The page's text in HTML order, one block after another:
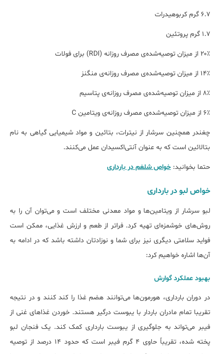
۶.۷ گرم کربوهیدرات
۱.۷ گرم پروتئین
۲۰٪ از میزان توصیه‌شده‌ی مصرف روزانه (RDI) برای فولات
۱۴٪ از میزان توصیه‌شده‌ی مصرف روزانه‌ی منگنز
۸٪ از میزان توصیه‌شده‌ی مصرف روزانه‌ی پتاسیم
۶٪ از میزان توصیه‌شده‌ی مصرف روزانه‌ی ویتامین C
چغندر همچنین سرشار از نیترات، بتائین و مواد شیمیایی گیاهی به نام
بتالائین است که به عنوان آنتی‌اکسیدان عمل می‌کنند.
حتما بخوانید: خواص شلغم در بارداری
خواص لبو در بارداری
لبو سرشار از ویتامین‌ها و مواد معدنی مختلف است و می‌توان آن را به
روش‌های خوشمزه‌ای تهیه کرد. فراتر از طعم و ارزش غذایی، ممکن است
فواید سلامتی دیگری نیز برای شما و نوزادتان داشته باشد که در ادامه به
آن‌ها اشاره خواهیم کرد:
بهبود عملکرد گوارش
در دوران بارداری، هورمون‌ها می‌توانند هضم غذا را کند کنند و در نتیجه
تقریبا تمام مادران باردار با یبوست درگیر هستند. خوردن غذاهای غنی از
فیبر می‌تواند به جلوگیری از یبوست بارداری کمک کند. یک فنجان لبو
پخته شده، تقریباً حاوی ۴ گرم فیبر است که حدود ۱۴ درصد از توصیه